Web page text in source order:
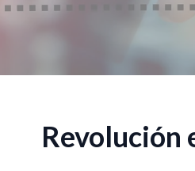
Revolución